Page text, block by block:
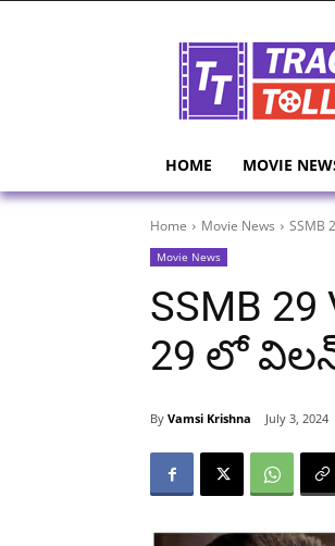
HOME MOVIE
Home Movie News SSMB
Movie News
SSMB 29
29 లో
By Vamsi Krishna July 3, 2024